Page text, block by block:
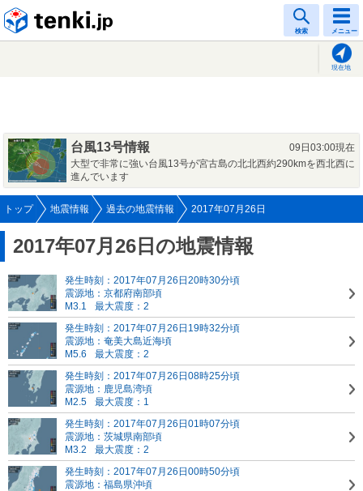
検索 メニュー
現在地
台風13号情報
09日03:00現在
大型で非常に強い台風13号が宮古島の北北西約290kmを西北西に
進んでいます
トップ 地震情報 過去の地震情報 2017年07月26日
2017年07月26日の地震情報
発生時刻：2017年07月26日20時30分頃
震源地：京都府南部頃
M3.1
最大震度：2
発生時刻：2017年07月26日19時32分頃
震源地：奄美大島近海頃
M5.6
最大震度：2
発生時刻：2017年07月26日08時25分頃
震源地：鹿児島湾頃
M2.5
最大震度：1
発生時刻：2017年07月26日01時07分頃
震源地：茨城県南部頃
M3.2
最大震度：2
発生時刻：2017年07月26日00時50分頃
震源地：福島県沖頃